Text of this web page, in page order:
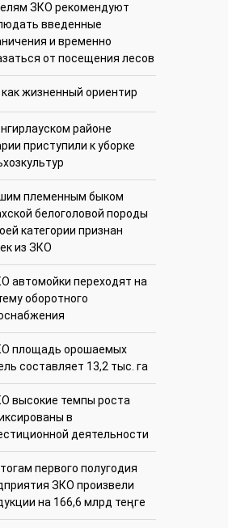
ЗКО рекомендуют
введенные
и временно
от посещения лесов
жизненный ориентир
районе
приступили к уборке
племенным быком
белоголовой породы
категории признан
из ЗКО
автомойки переходят на
оборотного
площадь орошаемых
составляет 13,2 тыс. га
высокие темпы роста
в
деятельности
первого полугодия
ЗКО произвели
на 166,6 млрд теңге